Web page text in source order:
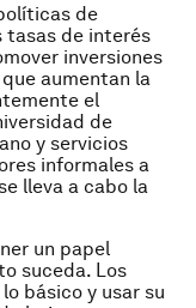
de
tasas de interés
inversiones
aumentan la
el
de
y servicios
informales a
lleva a cabo la
un papel
suceda. Los
básico y usar su